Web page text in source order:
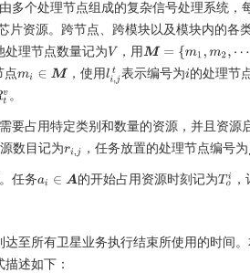
多个处理节点组成的复杂信号处理系统
片资源。跨节点、跨模块以及模块内的
处理节点数量记为 V ，用M= {m 1 ,m2, ⋯,mV }
点mi∈M ，使用li, jt表示编号为i的处理节
tv。
要占用特定类别和数量的资源，并且资
数目记为ri,j ，任务放置的处理节点编号为
任务ai∈A 的开始占用资源时刻记为To
至所有卫星业务执行结束所使用的时间
述如下：